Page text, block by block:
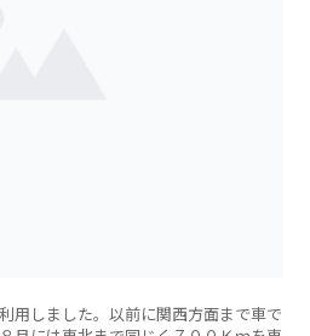
用しました。以前に関西方面まで車で